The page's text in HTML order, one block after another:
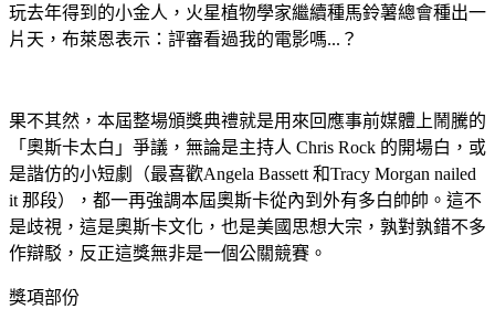
玩去年得到的小金人，火星植物學家繼續種馬鈴薯總會種出一
片天，布萊恩表示：評審看過我的電影嗎...？
果不其然，本屆整場頒獎典禮就是用來回應事前媒體上鬧騰的
「奧斯卡太白」爭議，無論是主持人 Chris Rock 的開場白，或
是諧仿的小短劇（最喜歡Angela Bassett 和Tracy Morgan nailed
it 那段），都一再強調本屆奧斯卡從內到外有多白帥帥。這不
是歧視，這是奧斯卡文化，也是美國思想大宗，孰對孰錯不多
作辯駁，反正這獎無非是一個公關競賽。
獎項部份